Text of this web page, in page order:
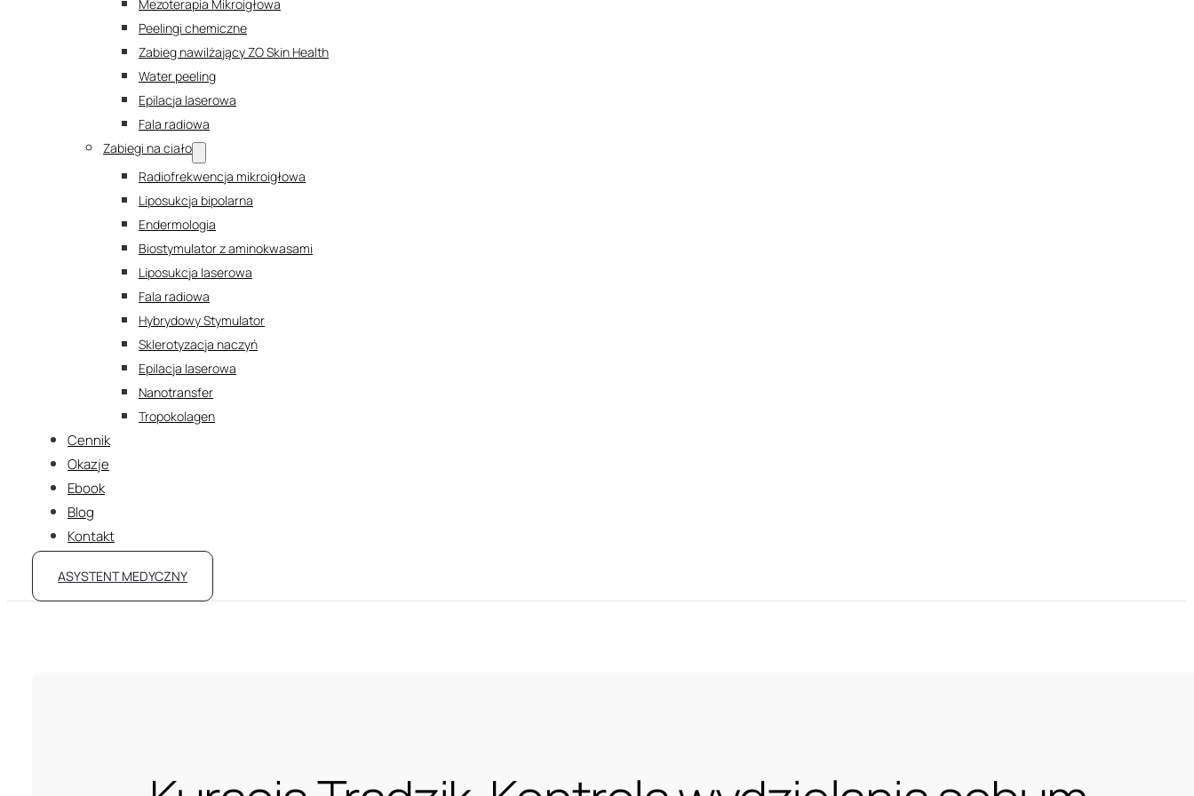
Mezoterapia Mikroigłowa
Peelingi chemiczne
Zabieg nawilżający ZO Skin Health
Water peeling
Epilacja laserowa
Fala radiowa
Zabiegi na ciało
Radiofrekwencja mikroigłowa
Liposukcja bipolarna
Endermologia
Biostymulator z aminokwasami
Liposukcja laserowa
Fala radiowa
Hybrydowy Stymulator
Sklerotyzacja naczyń
Epilacja laserowa
Nanotransfer
Tropokolagen
Cennik
Okazje
Ebook
Blog
Kontakt
ASYSTENT MEDYCZNY